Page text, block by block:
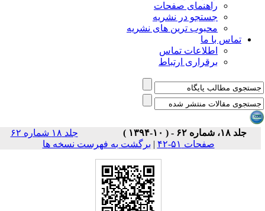
راهنمای صفحات
جستجو در نشریه
محبوب ترین های نشریه
تماس با ما
اطلاعات تماس
برقراری ارتباط
جلد ۱۸، شماره ۶۲ - ( ۱۰-۱۳۹۴ )
جلد ۱۸ شماره ۶۲
صفحات ۵۱-۴۲
|برگشت به فهرست نسخه ها